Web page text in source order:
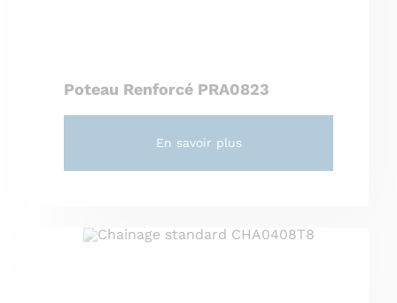
Poteau Renforcé PRA0823
En savoir plus